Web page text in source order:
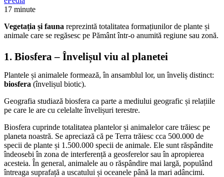
17 minute
Vegetația și fauna reprezintă totalitatea formațiunilor de plante și
animale care se regăsesc pe Pământ într-o anumită regiune sau zonă.
1. Biosfera – Învelișul viu al planetei
Plantele și animalele formează, în ansamblul lor, un înveliș distinct:
biosfera (învelișul biotic).
Geografia studiază biosfera ca parte a mediului geografic și relațiile
pe care le are cu celelalte învelișuri terestre.
Biosfera cuprinde totalitatea plantelor și animalelor care trăiesc pe
planeta noastră. Se apreciază că pe Terra trăiesc cca 500.000 de
specii de plante și 1.500.000 specii de animale. Ele sunt răspândite
îndeosebi în zona de interferență a geosferelor sau în apropierea
acesteia. În general, animalele au o răspândire mai largă, populând
întreaga suprafață a uscatului și oceanele până la mari adâncimi.